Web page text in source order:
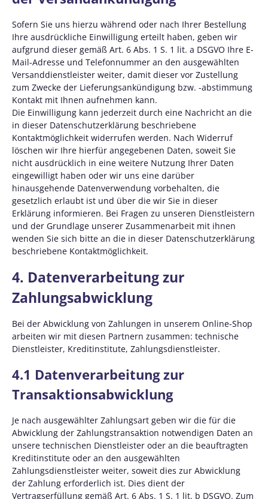
Sofern Sie uns hierzu während oder nach Ihrer Bestellung
Ihre ausdrückliche Einwilligung erteilt haben, geben wir
aufgrund dieser gemäß Art. 6 Abs. 1 S. 1 lit. a DSGVO Ihre E-
Mail-Adresse und Telefonnummer an den ausgewählten
Versanddienstleister weiter, damit dieser vor Zustellung
zum Zwecke der Lieferungsankündigung bzw. -abstimmung
Kontakt mit Ihnen aufnehmen kann.
Die Einwilligung kann jederzeit durch eine Nachricht an die
in dieser Datenschutzerklärung beschriebene
Kontaktmöglichkeit widerrufen werden. Nach Widerruf
löschen wir Ihre hierfür angegebenen Daten, soweit Sie
nicht ausdrücklich in eine weitere Nutzung Ihrer Daten
eingewilligt haben oder wir uns eine darüber
hinausgehende Datenverwendung vorbehalten, die
gesetzlich erlaubt ist und über die wir Sie in dieser
Erklärung informieren. Bei Fragen zu unseren Dienstleistern
und der Grundlage unserer Zusammenarbeit mit ihnen
wenden Sie sich bitte an die in dieser Datenschutzerklärung
beschriebene Kontaktmöglichkeit.
4. Datenverarbeitung zur
Zahlungsabwicklung
Bei der Abwicklung von Zahlungen in unserem Online-Shop
arbeiten wir mit diesen Partnern zusammen: technische
Dienstleister, Kreditinstitute, Zahlungsdienstleister.
4.1 Datenverarbeitung zur
Transaktionsabwicklung
Je nach ausgewählter Zahlungsart geben wir die für die
Abwicklung der Zahlungstransaktion notwendigen Daten an
unsere technischen Dienstleister oder an die beauftragten
Kreditinstitute oder an den ausgewählten
Zahlungsdienstleister weiter, soweit dies zur Abwicklung
der Zahlung erforderlich ist. Dies dient der
Vertragserfüllung gemäß Art. 6 Abs. 1 S. 1 lit. b DSGVO. Zum